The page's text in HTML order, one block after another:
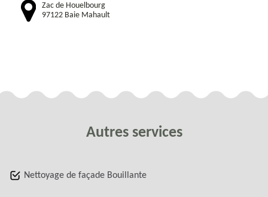
Zac de Houelbourg
97122 Baie Mahault
Autres services
Nettoyage de façade Bouillante